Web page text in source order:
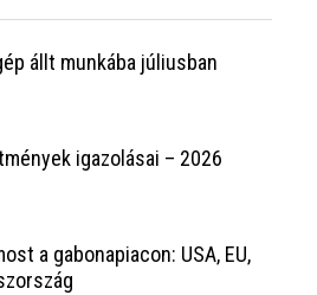
állt munkába júliusban
igazolásai – 2026
a gabonapiacon: USA, EU,